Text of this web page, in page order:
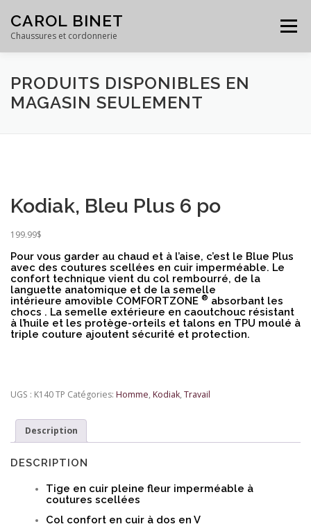
content
CAROL BINET
Chaussures et cordonnerie
Menu
ACCUEIL PRODUITS SERVICES GALERIE
PRODUITS DISPONIBLES EN
MAGASIN SEULEMENT
Kodiak, Bleu Plus 6 po
199.99$
Pour vous garder au chaud et à l’aise, c’est le Blue Plus
avec des coutures scellées en cuir imperméable. Le
confort technique vient du col rembourré, de la
languette anatomique et de la semelle
intérieure amovible COMFORTZONE ® absorbant les
chocs . La semelle extérieure en caoutchouc résistant
à l’huile et les protège-orteils et talons en TPU moulé à
triple couture ajoutent sécurité et protection.
UGS : K140 TP Catégories: Homme, Kodiak, Travail
Description
DESCRIPTION
Tige en cuir pleine fleur imperméable à
coutures scellées
Col confort en cuir à dos en V